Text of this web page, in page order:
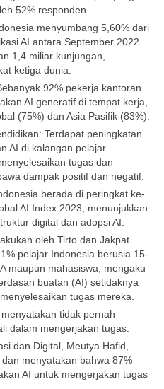
52% responden.
menyumbang 5,60% dari
AI antara September 2022
1,4 miliar kunjungan,
ketiga dunia.
92% pekerja kantoran
AI generatif di tempat kerja,
(75%) dan Asia Pasifik (83%).
Terdapat peningkatan
AI di kalangan pelajar
tugas dan
dampak positif dan negatif.
berada di peringkat ke-
AI Index 2023, menunjukkan
digital dan adopsi AI.
oleh Tirto dan Jakpat
pelajar Indonesia berusia 15-
maupun mahasiswa, mengaku
buatan (AI) setidaknya
tugas mereka.
tidak pernah
dalam mengerjakan tugas.
dan Digital, Meutya Hafid,
menyatakan bahwa 87%
AI untuk mengerjakan tugas